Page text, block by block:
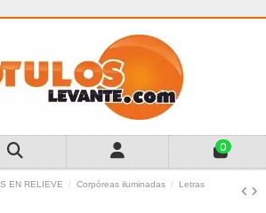
0
EN RELIEVE Corpóreas iluminadas
Letras